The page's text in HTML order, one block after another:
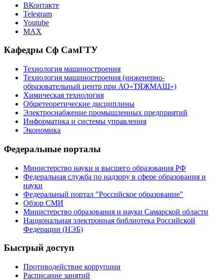
ВКонтакте
Telegram
Youtube
MAX
Кафедры Сф СамГТУ
Технология машиностроения
Технология машиностроения (инженерно-
образовательный центр при АО«ТЯЖМАШ»)
Химическая технология
Общетеоретические дисциплины
Электроснабжение промышленных предприятий
Информатика и системы управления
Экономика
Федеральные порталы
Министерство науки и высшего образования РФ
Федеральная служба по надзору в сфере образования и
науки
Федеральный портал "Российское образование"
Обзор СМИ
Министерство образования и науки Самарской области
Национальная электронная библиотека Российской
Федерации (НЭБ)
Быстрый доступ
Противодействие коррупции
Расписание занятий